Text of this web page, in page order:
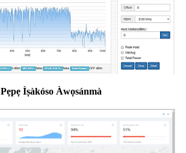
Pẹpẹ Ìṣàkóso Àwọsánmà